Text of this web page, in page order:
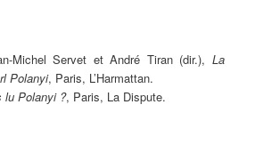
Michel Servet et André Tiran (dir.), La
Polanyi, Paris, L’Harmattan.
lu Polanyi ?, Paris, La Dispute.